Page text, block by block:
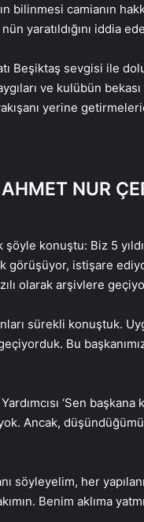
bilinmesi camianın
yaratıldığını iddia
Beşiktaş sevgisi ile
ve kulübün
yerine
NUR
şöyle konuştu: Biz 5
görüşüyor, istişare
olarak arşivlere
sürekli konuştuk.
Bu
‘Sen
Ancak,
söyleyelim, her
Benim aklıma